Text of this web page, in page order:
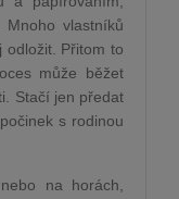
vlastníků
odložit. Přitom to
může běžet
Stačí jen předat
s rodinou
na horách,